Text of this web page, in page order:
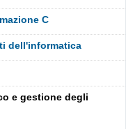
C
dell'informatica
e gestione degli